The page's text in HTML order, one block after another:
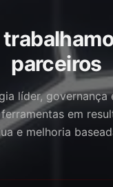
parceiros
líder, governança
em
e melhoria